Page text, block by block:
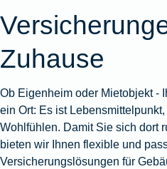
Zuhause
Ob Eigenheim oder Mietobjekt -
ein Ort: Es ist
Wohlfühlen. Damit Sie sich dort
bieten wir Ihnen flexible und
Versicherungslösungen für